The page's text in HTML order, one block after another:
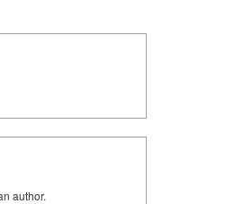
author.